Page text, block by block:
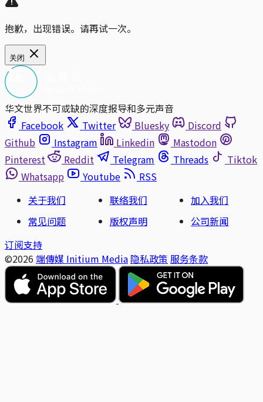
抱歉，出现错误。请再试一次。
关闭
华文世界不可或缺的深度报导和多元声音
Facebook
Twitter Bluesky
Discord
Github
Instagram Linkedin
Mastodon
Pinterest
Reddit Telegram Threads
Tiktok
Whatsapp
Youtube
RSS
关于我们
联络我们
加入我们
常见问题
版权声明
公司新闻
订阅支持
©2026 端傳媒 Initium Media 隐私政策 服务条款